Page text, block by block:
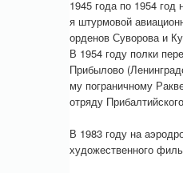
1945 года по 1954 год
я штурмовой
орденов Суворова и
В 1954 году полки
Прибылово
му пограничному
отряду
В 1983 году на
художественного